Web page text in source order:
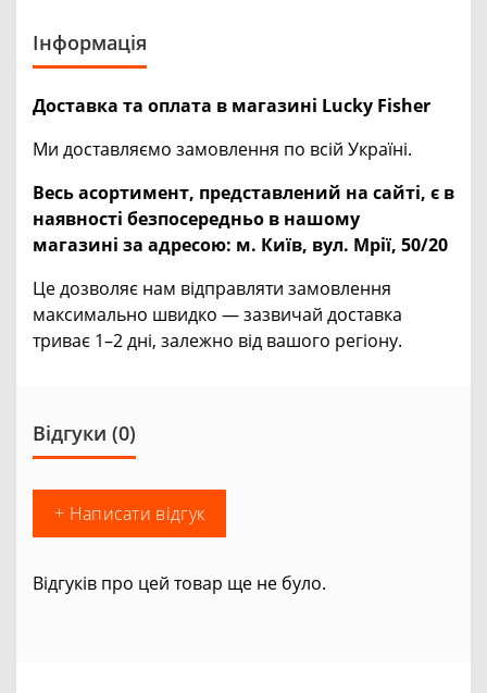
Інформація
Доставка та оплата в магазині Lucky Fisher
Ми доставляємо замовлення по всій Україні.
Весь асортимент, представлений на сайті, є в
наявності безпосередньо в нашому
магазині за адресою: м. Київ, вул. Мрії, 50/20
Це дозволяє нам відправляти замовлення
максимально швидко — зазвичай доставка
триває 1–2 дні, залежно від вашого регіону.
Відгуки (0)
+ Написати відгук
Відгуків про цей товар ще не було.